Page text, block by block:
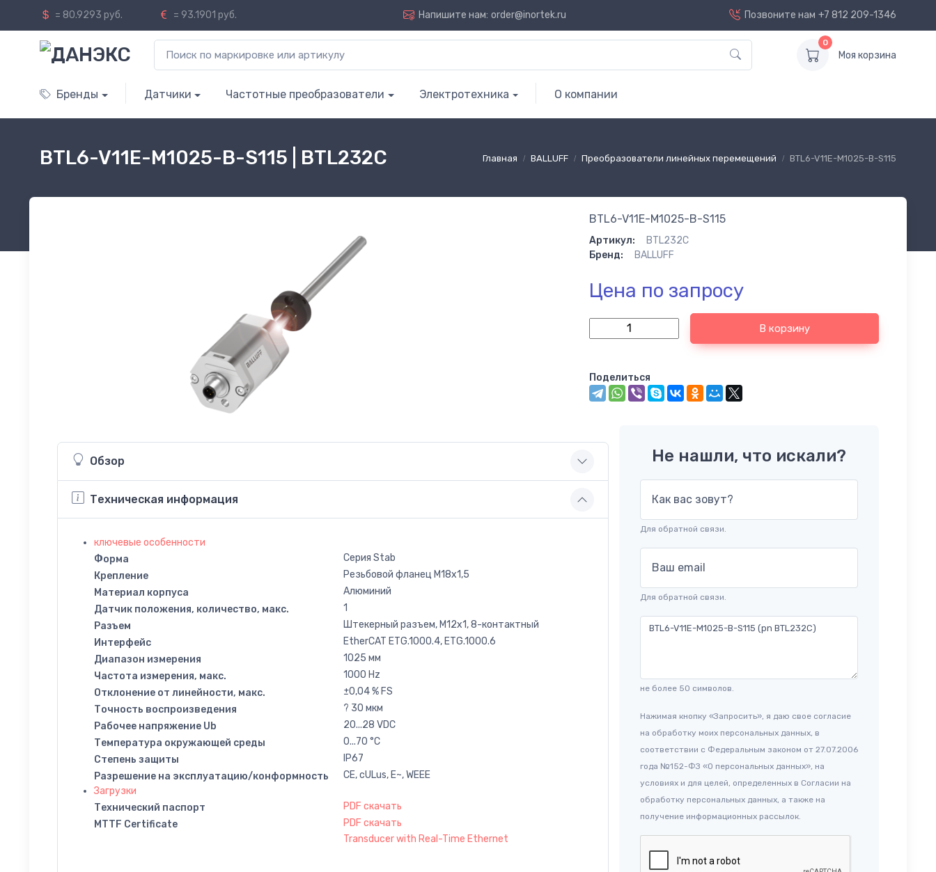
= 80.9293 руб. = 93.1901 руб. Напишите нам: order@inortek.ru Позвоните нам +7 812 209-1346
0
Моя корзина
Бренды Датчики Частотные преобразователи Электротехника О компании
Главная BALLUFF Преобразователи линейных перемещений BTL6-V11E-M1025-B-S115
BTL6-V11E-M1025-B-S115 | BTL232C
BTL6-V11E-M1025-B-S115
Артикул:
BTL232C
Бренд:
BALLUFF
Цена по запросу
В корзину
Поделиться
Обзор
Техническая информация
ключевые особенности
Форма
Серия Stab
Крепление
Резьбовой фланец M18x1,5
Материал корпуса
Алюминий
Датчик положения, количество, макс.
1
Разъем
Штекерный разъем, M12x1, 8-контактный
Интерфейс
EtherCAT ETG.1000.4, ETG.1000.6
Диапазон измерения
1025 мм
Частота измерения, макс.
1000 Hz
Отклонение от линейности, макс.
±0,04 % FS
Точность воспроизведения
? 30 мкм
Рабочее напряжение Ub
20...28 VDC
Температура окружающей среды
0...70 °C
Степень защиты
IP67
Разрешение на эксплуатацию/конформность
CE, cULus, E~, WEEE
Загрузки
Технический паспорт
PDF скачать
MTTF Certificate
PDF скачать
Transducer with Real-Time Ethernet
Не нашли, что искали?
Как вас зовут?
Для обратной связи.
Ваш email
Для обратной связи.
не более 50 символов.
Нажимая кнопку «Запросить», я даю свое согласие
на обработку моих персональных данных, в
соответствии с Федеральным законом от 27.07.2006
года №152-ФЗ «О персональных данных», на
условиях и для целей, определенных в Согласии на
обработку персональных данных, а также на
получение информационных рассылок.